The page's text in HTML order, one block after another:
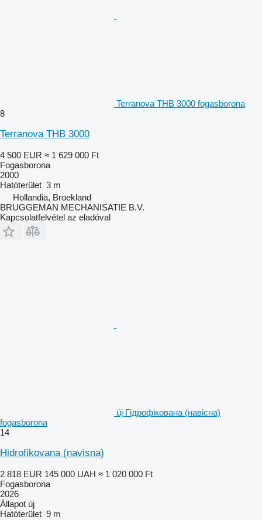
Terranova THB 3000 fogasborona
8
Terranova THB 3000
4 500 EUR ≈ 1 629 000 Ft
Fogasborona
2000
Hatóterület 3 m
Hollandia, Broekland
BRUGGEMAN MECHANISATIE B.V.
Kapcsolatfelvétel az eladóval
új Гідрофікована (навісна)
fogasborona
14
Hidrofikovana (navisna)
2 818 EUR 145 000 UAH ≈ 1 020 000 Ft
Fogasborona
2026
Állapot új
Hatóterület 9 m